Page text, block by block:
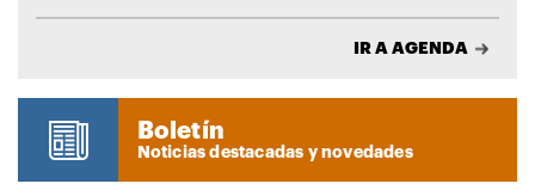
IR A AGENDA
Boletín
Noticias destacadas y novedades